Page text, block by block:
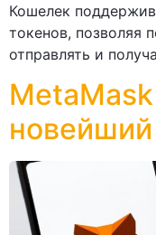
Кошелек
токенов, позволяя
отправлять и
MetaMask